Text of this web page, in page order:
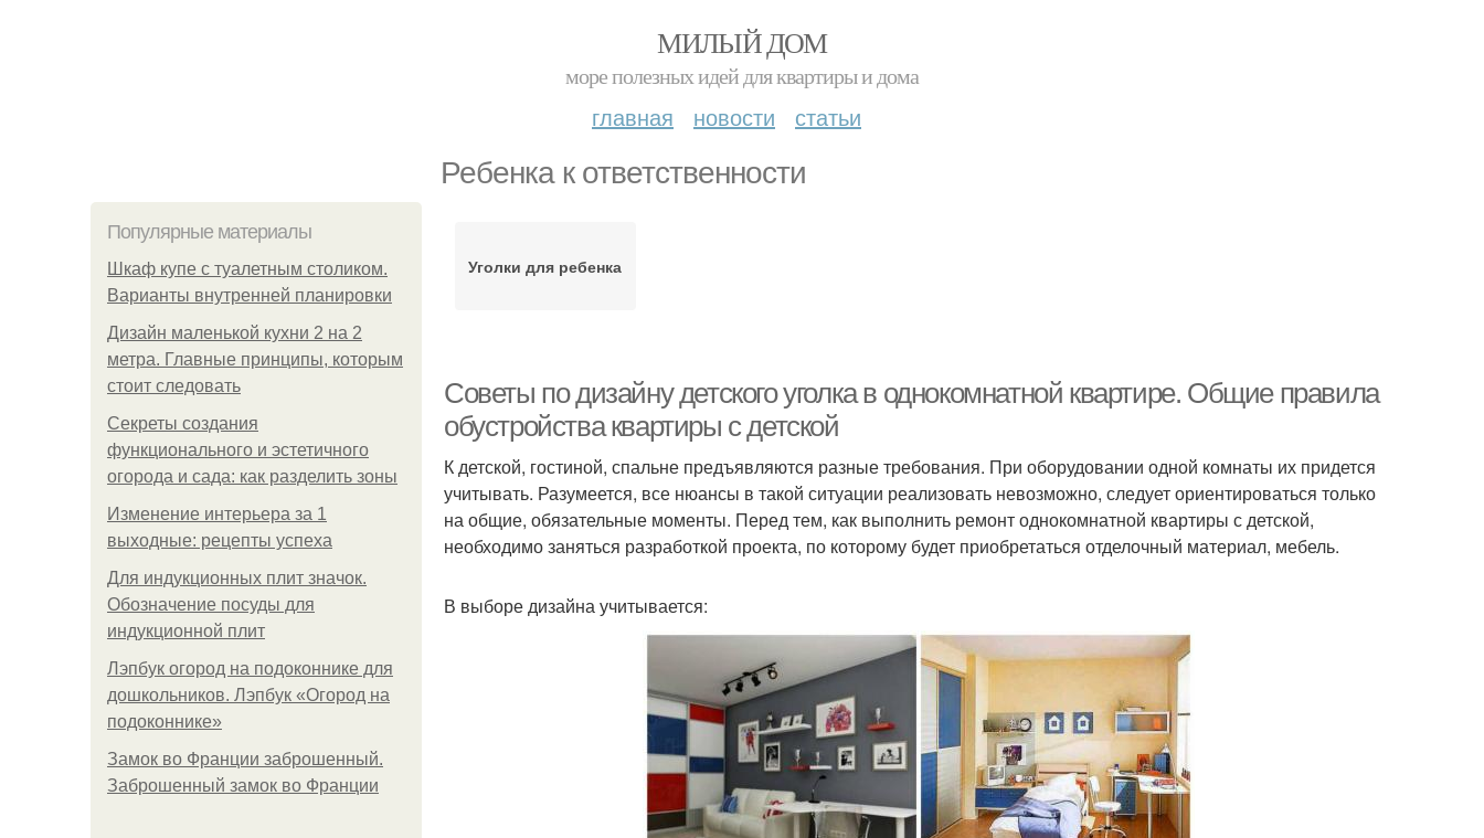
МИЛЫЙ ДОМ
море полезных идей для квартиры и дома
главная новости статьи
Ребенка к ответственности
Популярные материалы
Шкаф купе с туалетным столиком.
Варианты внутренней планировки
Дизайн маленькой кухни 2 на 2
метра. Главные принципы, которым
стоит следовать
Секреты создания
функционального и эстетичного
огорода и сада: как разделить зоны
Изменение интерьера за 1
выходные: рецепты успеха
Для индукционных плит значок.
Обозначение посуды для
индукционной плит
Лэпбук огород на подоконнике для
дошкольников. Лэпбук «Огород на
подоконнике»
Замок во Франции заброшенный.
Заброшенный замок во Франции
Уголки для ребенка
Советы по дизайну детского уголка в однокомнатной квартире. Общие правила
обустройства квартиры с детской
К детской, гостиной, спальне предъявляются разные требования. При оборудовании одной комнаты их придется
учитывать. Разумеется, все нюансы в такой ситуации реализовать невозможно, следует ориентироваться только
на общие, обязательные моменты. Перед тем, как выполнить ремонт однокомнатной квартиры с детской,
необходимо заняться разработкой проекта, по которому будет приобретаться отделочный материал, мебель.
В выборе дизайна учитывается: